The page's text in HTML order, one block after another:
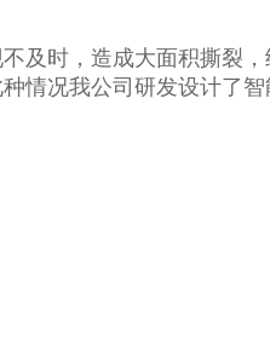
及时，造成大面积撕裂，
情况我公司研发设计了智